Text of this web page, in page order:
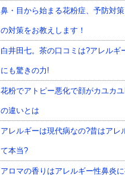
鼻・目から始まる花粉症、予防対
の対策をお教えします！
白井田七。茶の口コミは?アレルギ
にも驚きの力!
花粉でアトピー悪化で顔がカユカ
の違いとは
アレルギーは現代病なの?昔はアレ
て本当?
アロマの香りはアレルギー性鼻炎